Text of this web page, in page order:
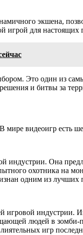
экшена,
игрой для настоящих
Это один из
и битвы за
видеоигр есть
индустрии. Она
охотника на
одним из лучших
игровой
людей в
игр